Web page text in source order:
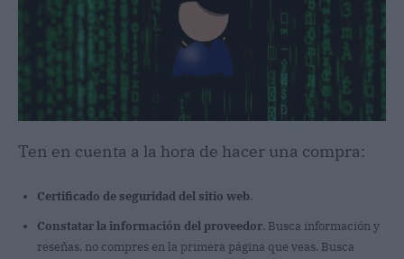
Ten en cuenta a la hora de hacer una compra:
Certificado de seguridad del sitio web.
Constatar la información del proveedor. Busca información y
reseñas, no compres en la primera página que veas. Busca